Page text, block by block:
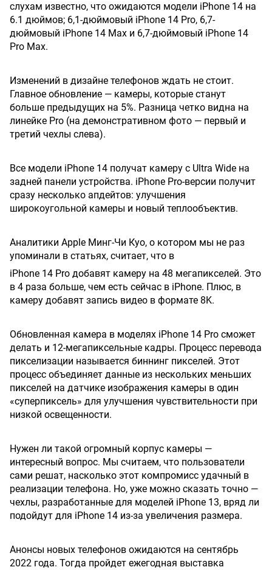
слухам известно, что ожидаются модели iPhone 14 на
6.1 дюймов; 6,1-дюймовый iPhone 14 Pro, 6,7-
дюймовый iPhone 14 Max и 6,7-дюймовый iPhone 14
Pro Max.
Изменений в дизайне телефонов ждать не стоит.
Главное обновление — камеры, которые станут
больше предыдущих на 5%. Разница четко видна на
линейке Pro (на демонстративном фото — первый и
третий чехлы слева).
Все модели iPhone 14 получат камеру с Ultra Wide на
задней панели устройства. iPhone Pro-версии получит
сразу несколько апдейтов: улучшения
широкоугольной камеры и новый теплообъектив.
Аналитики Apple Минг-Чи Куо, о котором мы не раз
упоминали в статьях, считает, что в
iPhone 14 Pro добавят камеру на 48 мегапикселей. Это
в 4 раза больше, чем есть сейчас в iPhone. Плюс, в
камеру добавят запись видео в формате 8K.
Обновленная камера в моделях iPhone 14 Pro сможет
делать и 12-мегапиксельные кадры. Процесс перевода
пикселизации называется биннинг пикселей. Этот
процесс объединяет данные из нескольких меньших
пикселей на датчике изображения камеры в один
«суперпиксель» для улучшения чувствительности при
низкой освещенности.
Нужен ли такой огромный корпус камеры —
интересный вопрос. Мы считаем, что пользователи
сами решат, насколько этот компромисс удачный в
реализации телефона. Но, уже можно сказать точно —
чехлы, разработанные для моделей iPhone 13, вряд ли
подойдут для iPhone 14 из-за увеличения размера.
Анонсы новых телефонов ожидаются на сентябрь
2022 года. Тогда пройдет ежегодная выставка